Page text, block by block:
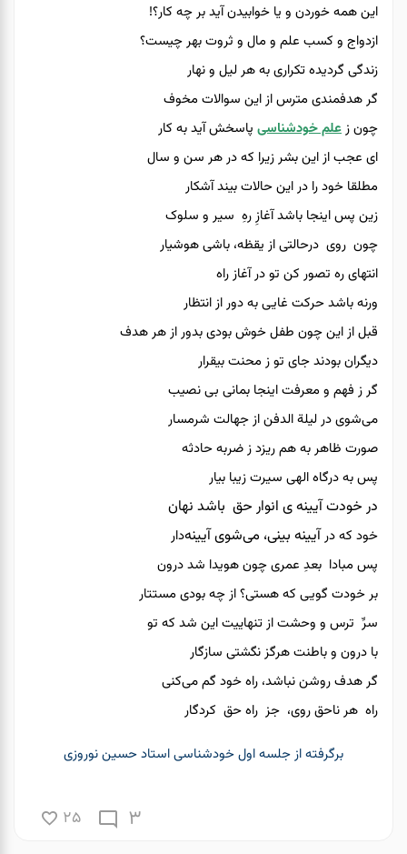
این همه خوردن و یا خوابیدن آید بر چه کار؟!
ازدواج و کسب علم و مال و ثروت بهر چیست؟
زندگی گردیده تکراری به هر لیل و نهار
گر هدفمندی مترس از این سوالات مخوف
چون زعلم خودشناسی پاسخش آید به کار
ای عجب از این بشر زیرا که در هر سن و سال
مطلقا خود را در این حالات بیند آشکار
زین پس اینجا باشد آغازِ رهِ سیر و سلوک
چون روی درحالتی از یقظه، باشی هوشیار
انتهای ره تصور کن تو در آغاز راه
ورنه باشد حرکت غایی به دور از انتظار
قبل از این چون طفل خوش بودی بدور از هر هدف
دیگران بودند جای تو ز محنت بیقرار
گر ز فهم و معرفت اینجا بمانی بی نصیب
می‌شوی در لیلة الدفن از جهالت شرمسار
صورت ظاهر به هم ریزد ز ضربه حادثه
پس به درگاه الهی سیرت زیبا بیار
در خودت آیینه ی انوار حق باشد نهان
خود که درآیینه بینی، می‌شویآیینه‌دار
پس مبادا بعدِ عمری چون هویدا شد درون
بر خودت گویی که هستی؟ از چه بودی مستتار
سرِّ ترس و وحشت از تنهاییت این شد که تو
با درون و باطنت هرگز نگشتی سازگار
گر هدف روشن نباشد، راه خود گم می‌کنی
راه هر ناحق روی، جز راه حق کردگار
برگرفته از جلسه اول خودشناسی استاد حسین نوروزی
3
25